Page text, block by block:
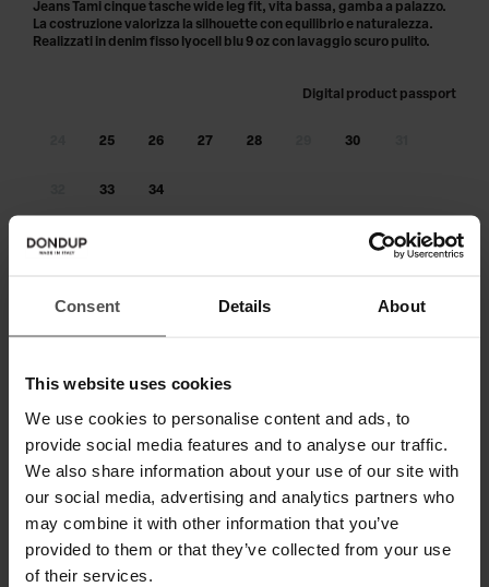
Consent Details About
This website uses cookies
We use cookies to personalise content and ads, to
provide social media features and to analyse our traffic.
We also share information about your use of our site with
our social media, advertising and analytics partners who
may combine it with other information that you’ve
provided to them or that they’ve collected from your use
of their services.
Digital product passport
25 26 27 28 30
33 34
Jeans Tami cinque tasche wide leg fit, vita bassa, gamba a palazzo.
La costruzione valorizza la silhouette con equilibrio e naturalezza.
Realizzati in denim fisso lyocell blu 9 oz con lavaggio scuro pulito.
SPEDIZIONE E RESO
SPECIFICHE TECNICHE
DIGITAL PRODUCT PASSPORT